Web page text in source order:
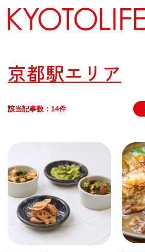
SPECIAL
NEW OPEN
SERIES
CULTURE
京都駅エリア
該当記事数：14件